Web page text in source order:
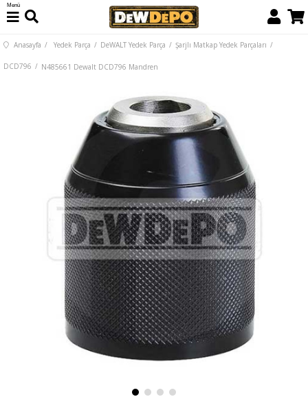
Menü
Anasayfa Yedek Parça DeWALT Yedek Parça Şarjlı Matkap Yedek Parçaları
DCD796 N485661 Dewalt DCD796 Mandren